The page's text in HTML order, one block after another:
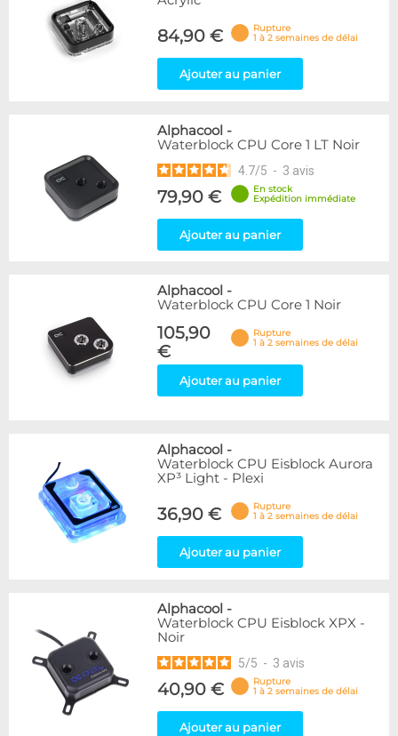
84,90 €
Rupture
1 à 2 semaines de délai
Ajouter au panier
Alphacool -
Waterblock CPU Core 1 LT Noir
4.7/5 - 3 avis
79,90 €
En stock
Expédition immédiate
Ajouter au panier
Alphacool -
Waterblock CPU Core 1 Noir
105,90
€
Rupture
1 à 2 semaines de délai
Ajouter au panier
Alphacool -
Waterblock CPU Eisblock Aurora
XP³ Light - Plexi
36,90 €
Rupture
1 à 2 semaines de délai
Ajouter au panier
Alphacool -
Waterblock CPU Eisblock XPX -
Noir
5/5 - 3 avis
40,90 €
Rupture
1 à 2 semaines de délai
Ajouter au panier